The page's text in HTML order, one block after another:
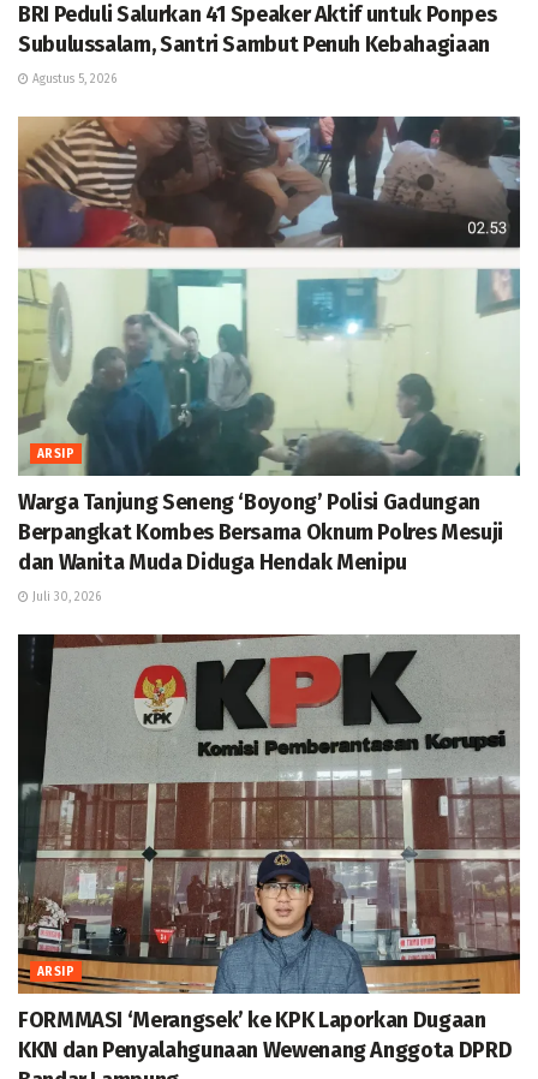
BRI Peduli Salurkan 41 Speaker Aktif untuk Ponpes
Subulussalam, Santri Sambut Penuh Kebahagiaan
Agustus 5, 2026
ARSIP
Warga Tanjung Seneng ‘Boyong’ Polisi Gadungan
Berpangkat Kombes Bersama Oknum Polres Mesuji
dan Wanita Muda Diduga Hendak Menipu
Juli 30, 2026
ARSIP
FORMMASI ‘Merangsek’ ke KPK Laporkan Dugaan
KKN dan Penyalahgunaan Wewenang Anggota DPRD